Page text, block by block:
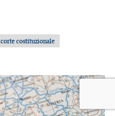
corte costituzionale